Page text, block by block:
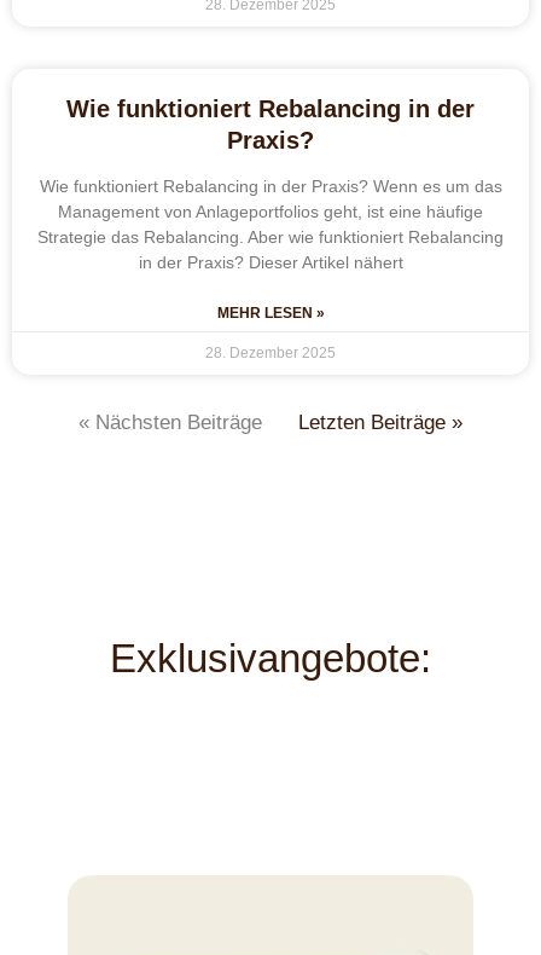
28. Dezember 2025
Wie funktioniert Rebalancing in der
Praxis?
Wie funktioniert Rebalancing in der Praxis? Wenn es um das
Management von Anlageportfolios geht, ist eine häufige
Strategie das Rebalancing. Aber wie funktioniert Rebalancing
in der Praxis? Dieser Artikel nähert
MEHR LESEN »
28. Dezember 2025
« Nächsten Beiträge Letzten Beiträge »
Exklusivangebote: